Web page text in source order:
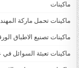
ماكينات
ماكينات تحمل ماركة
ماكينات تصنيع الاطباق
ماكينات تعبئة السوائل في